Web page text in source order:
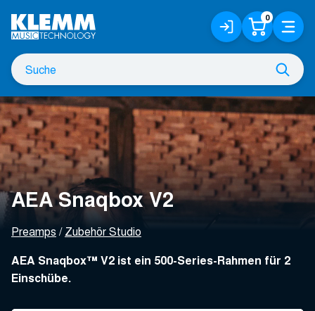
Hauptinhalt
Suche
nach
Anmelden
/
Registrieren
0 Menü
AEA Snaqbox V2
Preamps
Zubehör Studio
AEA Snaqbox™ V2 ist ein 500-Series-Rahmen für 2
Einschübe.